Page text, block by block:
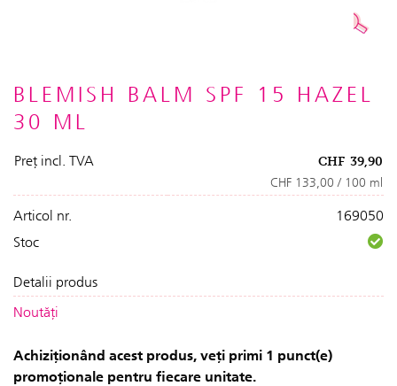
BLEMISH BALM SPF 15 HAZEL
30 ML
Preț incl. TVA CHF 39,90
CHF 133,00 / 100 ml
Articol nr.
169050
Stoc
Detalii produs
Noutăți
Achiziționând acest produs, veți primi 1 punct(e)
promoționale pentru fiecare unitate.